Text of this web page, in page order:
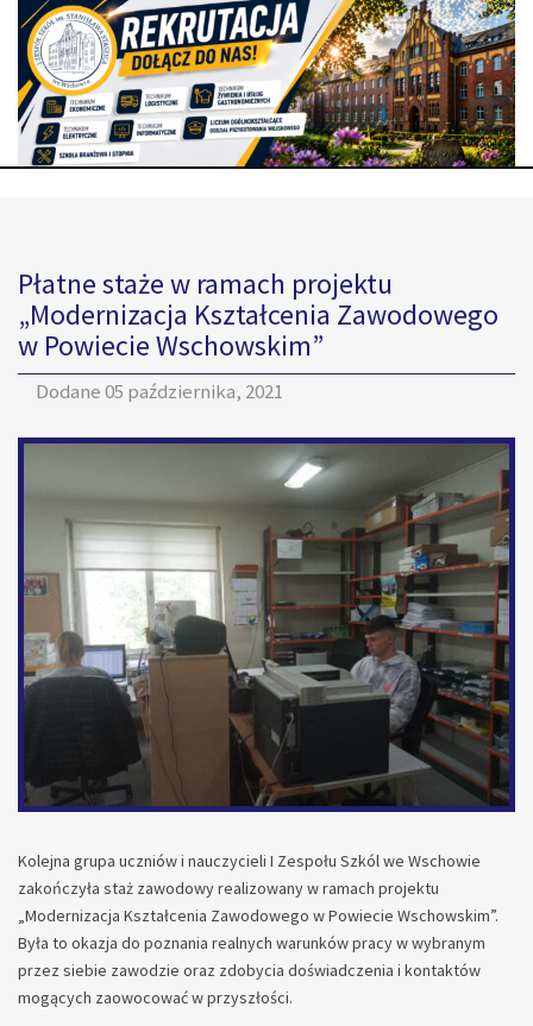
Płatne staże w ramach projektu
„Modernizacja Kształcenia Zawodowego
w Powiecie Wschowskim”
Dodane05 października, 2021
Kolejna grupa uczniów i nauczycieli I Zespołu Szkól we Wschowie
zakończyła staż zawodowy realizowany w ramach projektu
„Modernizacja Kształcenia Zawodowego w Powiecie Wschowskim”.
Była to okazja do poznania realnych warunków pracy w wybranym
przez siebie zawodzie oraz zdobycia doświadczenia i kontaktów
mogących zaowocować w przyszłości.